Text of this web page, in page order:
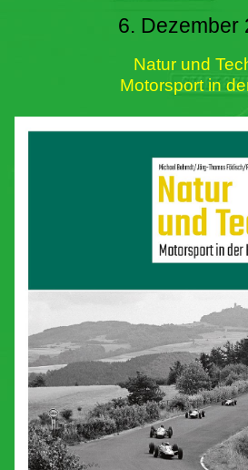
6. Dezember
Natur und
Motorsport in